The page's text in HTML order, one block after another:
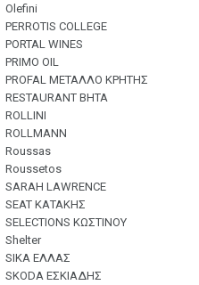
Olefini
PERROTIS COLLEGE
PORTAL WINES
PRIMO OIL
PROFAL ΜΕΤΑΛΛΟ ΚΡΗΤΗΣ
RESTAURANT ΒΗΤΑ
ROLLINI
ROLLMANN
Roussas
Roussetos
SARAH LAWRENCE
SEAT ΚΑΤΑΚΗΣ
SELECTIONS ΚΩΣΤΙΝΟΥ
Shelter
SIKA ΕΛΛΑΣ
SKODA ΕΣΚΙΑΔΗΣ